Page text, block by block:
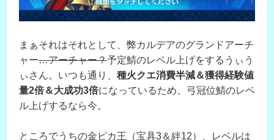
まぁそれはそれとして、弊カルデアのグランドアーチ
ャー…アーチャー？予定鯖のレベル上げをするうぃう
ぃさん。いつも通り、 種火クエ消費半減＆獲得経験値
量2倍＆大成功3倍になっているため、弓冠位鯖のレベ
ル上げするなら今。
ところでうちの金ピカ王（宝具3＆絆12）、レベルは